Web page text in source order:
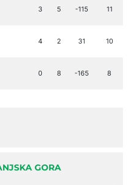
3 5 -115 11
4 2 31 10
0 8 -165 8
GORA